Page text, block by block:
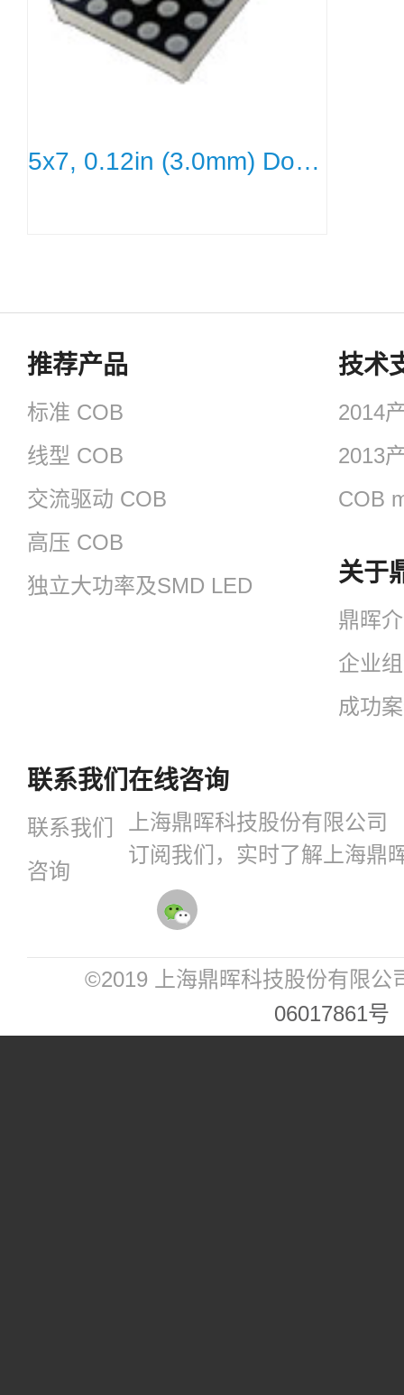
5x7, 0.12in (3.0mm) Dot Size
推荐产品
标准 COB
线型 COB
交流驱动 COB
高压 COB
独立大功率及SMD LED
技术
2014
2013
COB
关于
鼎晖
企业
成功
联系我们
联系我们
咨询
在线咨询
上海鼎晖科技股份有限公司
订阅我们，实时了解上海鼎
©2019 上海鼎晖科技股份有限公
06017861号